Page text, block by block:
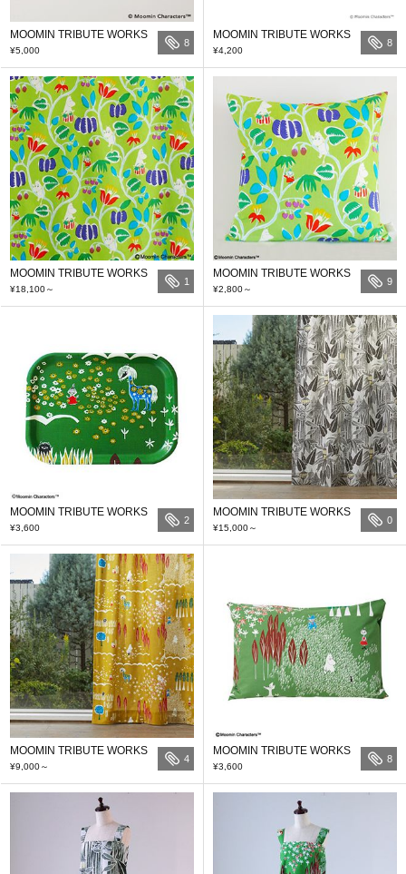
MOOMIN TRIBUTE WORKS
¥5,000
8
MOOMIN TRIBUTE WORKS
¥4,200
8
MOOMIN TRIBUTE WORKS
¥18,100～
1
MOOMIN TRIBUTE WORKS
¥2,800～
9
MOOMIN TRIBUTE WORKS
¥3,600
2
MOOMIN TRIBUTE WORKS
¥15,000～
0
MOOMIN TRIBUTE WORKS
¥9,000～
4
MOOMIN TRIBUTE WORKS
¥3,600
8